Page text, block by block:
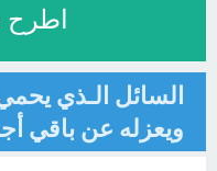
اطرح
السائل الـذي
ويعزله عن باقي